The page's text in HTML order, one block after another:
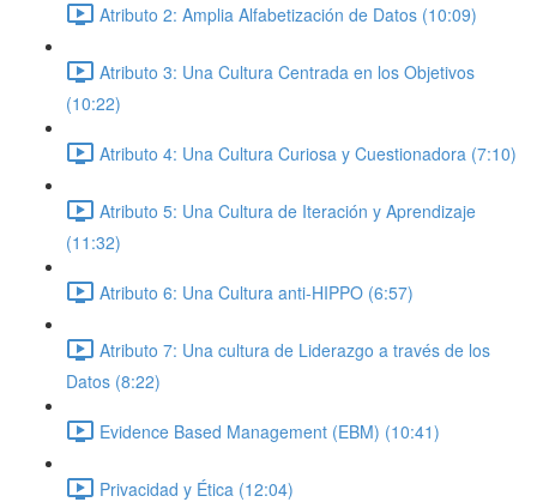
Atributo 2: Amplia Alfabetización de Datos (10:09)
Atributo 3: Una Cultura Centrada en los Objetivos
(10:22)
Atributo 4: Una Cultura Curiosa y Cuestionadora (7:10)
Atributo 5: Una Cultura de Iteración y Aprendizaje
(11:32)
Atributo 6: Una Cultura anti-HIPPO (6:57)
Atributo 7: Una cultura de Liderazgo a través de los
Datos (8:22)
Evidence Based Management (EBM) (10:41)
Privacidad y Ética (12:04)